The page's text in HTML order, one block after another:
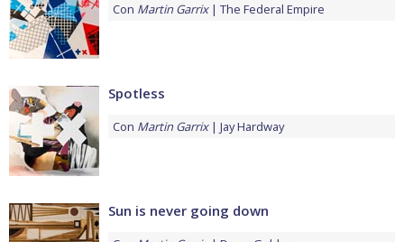
Con Martin Garrix The Federal Empire
Spotless
Con Martin Garrix Jay Hardway
Sun is never going down